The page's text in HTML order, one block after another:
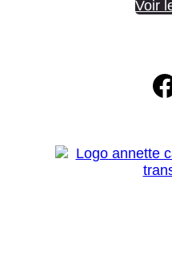
Voir